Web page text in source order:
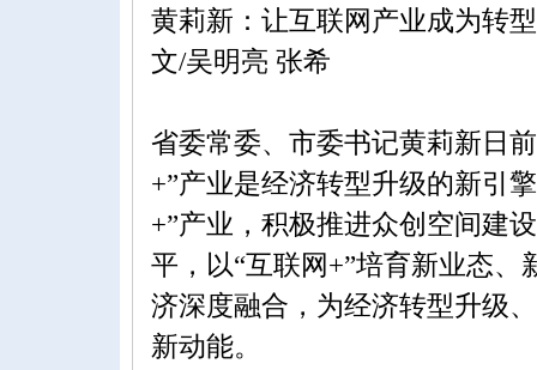
黄莉新：让互联网产业成为转
文/吴明亮 张希
省委常委、市委书记黄莉新日
+”产业是经济转型升级的新引
+”产业，积极推进众创空间建
平，以“互联网+”培育新业态
济深度融合，为经济转型升级
新动能。